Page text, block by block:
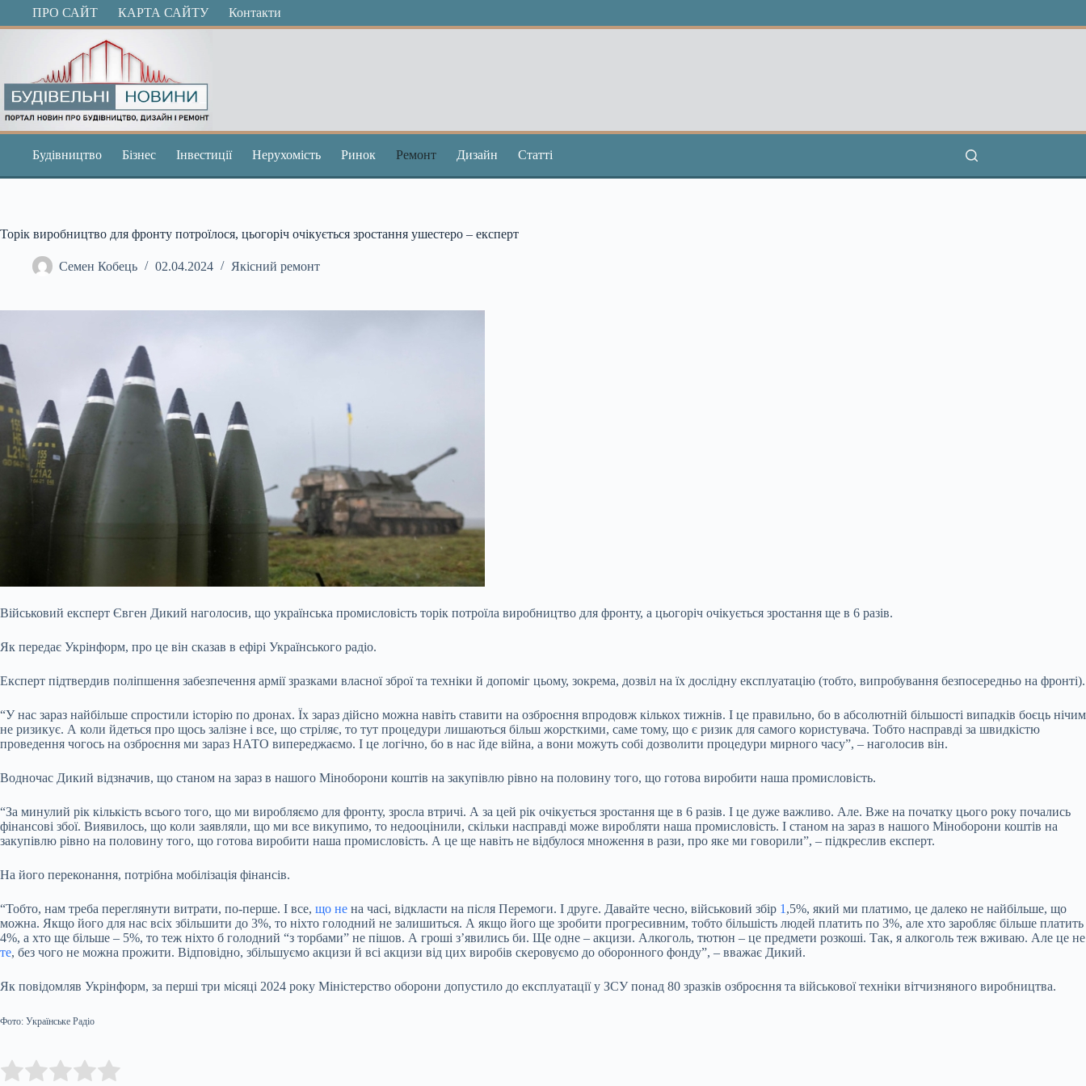
ПерейтиПРО САЙТ КАРТА САЙТУ Контакти
Будівництво Бізнес Інвестиції Нерухомість Ринок Ремонт Дизайн Статті
Торік виробництво для фронту потроїлося, цьогоріч очікується зростання ушестеро – експерт
Семен Кобець 02.04.2024 Якісний ремонт
Військовий експерт Євген Дикий наголосив, що українська промисловість торік потроїла виробництво для фронту, а цьогоріч очікується зростання ще в 6 разів.
Як передає Укрінформ, про це він сказав в ефірі Українського радіо.
Експерт підтвердив поліпшення забезпечення армії зразками власної зброї та техніки й допоміг цьому, зокрема, дозвіл на їх дослідну експлуатацію (тобто, випробування безпосередньо на фронті).
“У нас зараз найбільше спростили історію по дронах. Їх зараз дійсно можна навіть ставити на озброєння впродовж кількох тижнів. І це правильно, бо в абсолютній більшості випадків боєць нічим
не ризикує. А коли йдеться про щось залізне і все, що стріляє, то тут процедури лишаються більш жорсткими, саме тому, що є ризик для самого користувача. Тобто насправді за швидкістю
проведення чогось на озброєння ми зараз НАТО випереджаємо. І це логічно, бо в нас йде війна, а вони можуть собі дозволити процедури мирного часу”, – наголосив він.
Водночас Дикий відзначив, що станом на зараз в нашого Міноборони коштів на закупівлю рівно на половину того, що готова виробити наша промисловість.
“За минулий рік кількість всього того, що ми виробляємо для фронту, зросла втричі. А за цей рік очікується зростання ще в 6 разів. І це дуже важливо. Але. Вже на початку цього року почались
фінансові збої. Виявилось, що коли заявляли, що ми все викупимо, то недооцінили, скільки насправді може виробляти наша промисловість. І станом на зараз в нашого Міноборони коштів на
закупівлю рівно на половину того, що готова виробити наша промисловість. А це ще навіть не відбулося множення в рази, про яке ми говорили”, – підкреслив експерт.
На його переконання, потрібна мобілізація фінансів.
“Тобто, нам треба переглянути витрати, по-перше. І все, що не на часі, відкласти на після Перемоги. І друге. Давайте чесно, військовий збір 1 ,5%, який ми платимо, це далеко не найбільше, що
можна. Якщо його для нас всіх збільшити до 3%, то ніхто голодний не залишиться. А якщо його ще зробити прогресивним, тобто більшість людей платить по 3%, але хто заробляє більше платить
4%, а хто ще більше – 5%, то теж ніхто б голодний “з торбами” не пішов. А гроші з’явились би. Ще одне – акцизи. Алкоголь, тютюн – це предмети розкоші. Так, я алкоголь теж вживаю. Але це не
те, без чого не можна прожити. Відповідно, збільшуємо акцизи й всі акцизи від цих виробів скеровуємо до оборонного фонду”, – вважає Дикий.
Як повідомляв Укрінформ, за перші три місяці 2024 року Міністерство оборони допустило до експлуатації у ЗСУ понад 80 зразків озброєння та військової техніки вітчизняного виробництва.
Фото: Українське Радіо
Rate this item: